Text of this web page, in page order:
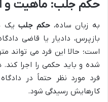
حکم جلب: ماهیت و
به زبان ساده،حکم جلب یک
بازپرس، دادیار یا قاضی
است؛ حالا این فرد می تواند
شده و باید حکمی را اجرا
فرد مورد نظر حتماً در
کارهایش رسیدگی شود.